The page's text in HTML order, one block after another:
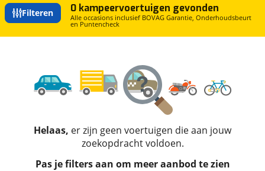
Filteren 0 kampeervoertuigen gevonden
Alle occasions inclusief BOVAG Garantie, Onderhoudsbeurt
en Puntencheck
Helaas, er zijn geen voertuigen die aan jouw
zoekopdracht voldoen.
Pas je filters aan om meer aanbod te zien